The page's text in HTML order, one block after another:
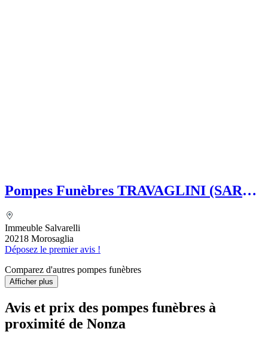
Pompes Funèbres TRAVAGLINI (SARL)
secondaire Pompes funèbres Impériales
Grégoire TRAVAGLINI
Immeuble Salvarelli
20218 Morosaglia
Déposez le premier avis !
Comparez d'autres pompes funèbres
Afficher plus
Avis et prix des pompes funèbres à
proximité de Nonza